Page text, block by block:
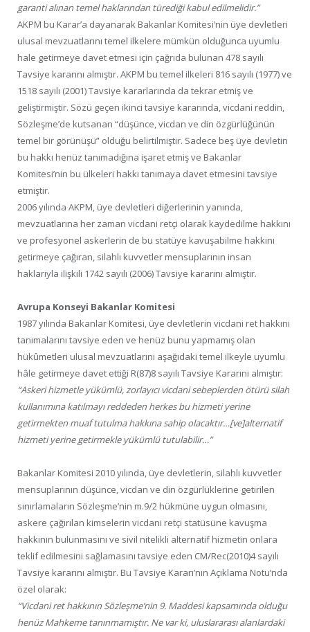
garanti alınan temel haklarından türediği kabul edilmelidir.”
AKPM bu Karar’a dayanarak Bakanlar Komitesi’nin üye devletleri
ulusal mevzuatlarını temel ilkelere mümkün olduğunca uyumlu
hale getirmeye davet etmesi için çağrıda bulunan 478 sayılı
Tavsiye kararını almıştır. AKPM bu temel ilkeleri 816 sayılı (1977) ve
1518 sayılı (2001) Tavsiye kararlarında da tekrar etmiş ve
geliştirmiştir. Sözü geçen ikinci tavsiye kararında, vicdani reddin,
Sözleşme’de kutsanan “düşünce, vicdan ve din özgürlüğünün
temel bir görünüşü” olduğu belirtilmiştir. Sadece beş üye devletin
bu hakkı henüz tanımadığına işaret etmiş ve Bakanlar
Komitesi’nin bu ülkeleri hakkı tanımaya davet etmesini tavsiye
etmiştir.
2006 yılında AKPM, üye devletleri diğerlerinin yanında,
mevzuatlarına her zaman vicdani retçi olarak kaydedilme hakkını
ve profesyonel askerlerin de bu statüye kavuşabilme hakkını
getirmeye çağıran, silahlı kuvvetler mensuplarının insan
haklarıyla ilişkili 1742 sayılı (2006) Tavsiye kararını almıştır.
Avrupa Konseyi Bakanlar Komitesi
1987 yılında Bakanlar Komitesi, üye devletlerin vicdani ret hakkını
tanımalarını tavsiye eden ve henüz bunu yapmamış olan
hükûmetleri ulusal mevzuatlarını aşağıdaki temel ilkeyle uyumlu
hâle getirmeye davet ettiği R(87)8 sayılı Tavsiye Kararını almıştır:
“Askeri hizmetle yükümlü, zorlayıcı vicdani sebeplerden ötürü silah
kullanımına katılmayı reddeden herkes bu hizmeti yerine
getirmekten muaf tutulma hakkına sahip olacaktır…[ve]alternatif
hizmeti yerine getirmekle yükümlü tutulabilir…”
Bakanlar Komitesi 2010 yılında, üye devletlerin, silahlı kuvvetler
mensuplarının düşünce, vicdan ve din özgürlüklerine getirilen
sınırlamaların Sözleşme’nin m.9/2 hükmüne uygun olmasını,
askere çağırılan kimselerin vicdani retçi statüsüne kavuşma
hakkının bulunmasını ve sivil nitelikli alternatif hizmetin onlara
teklif edilmesini sağlamasını tavsiye eden CM/Rec(2010)4 sayılı
Tavsiye kararını almıştır. Bu Tavsiye Kararı’nın Açıklama Notu’nda
özel olarak:
“Vicdani ret hakkının Sözleşme’nin 9. Maddesi kapsamında olduğu
henüz Mahkeme tanınmamıştır. Ne var ki, uluslararası alanlardaki